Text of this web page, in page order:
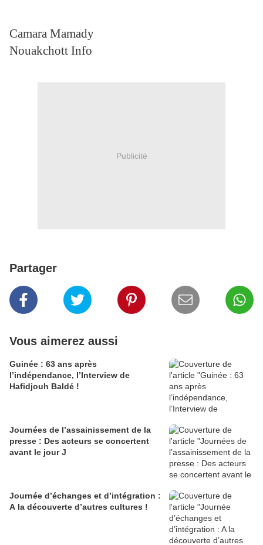
Camara Mamady
Nouakchott Info
Publicité
Partager
Vous aimerez aussi
Guinée : 63 ans après
l’indépendance, l’Interview de
Hafidjouh Baldé !
Journées de l’assainissement de la
presse : Des acteurs se concertent
avant le jour J
Journée d’échanges et d’intégration :
A la découverte d’autres cultures !